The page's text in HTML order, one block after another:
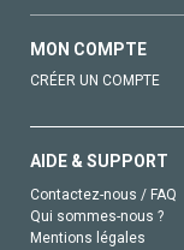
MON COMPTE
CRÉER UN COMPTE
AIDE & SUPPORT
Contactez-nous / FAQ
Qui sommes-nous ?
Mentions légales